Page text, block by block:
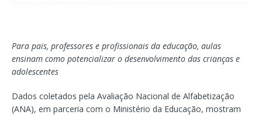
Para pais, professores e profissionais da educação, aulas
ensinam como potencializar o desenvolvimento das crianças e
adolescentes
Dados coletados pela Avaliação Nacional de Alfabetização
(ANA), em parceria com o Ministério da Educação, mostram